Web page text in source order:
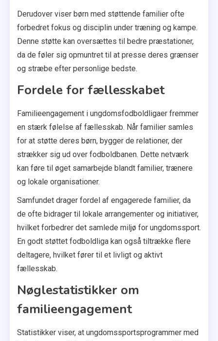
Derudover viser børn med støttende familier ofte
forbedret fokus og disciplin under træning og kampe.
Denne støtte kan oversættes til bedre præstationer,
da de føler sig opmuntret til at presse deres grænser
og stræbe efter personlige bedste.
Fordele for fællesskabet
Familieengagement i ungdomsfodboldligaer fremmer
en stærk følelse af fællesskab. Når familier samles
for at støtte deres børn, bygger de relationer, der
strækker sig ud over fodboldbanen. Dette netværk
kan føre til øget samarbejde blandt familier, trænere
og lokale organisationer.
Samfundet drager fordel af engagerede familier, da
de ofte bidrager til lokale arrangementer og initiativer,
hvilket forbedrer det samlede miljø for ungdomssport.
En godt støttet fodboldliga kan også tiltrække flere
deltagere, hvilket fører til et livligt og aktivt
fællesskab.
Nøglestatistikker om
familieengagement
Statistikker viser, at ungdomssportsprogrammer med